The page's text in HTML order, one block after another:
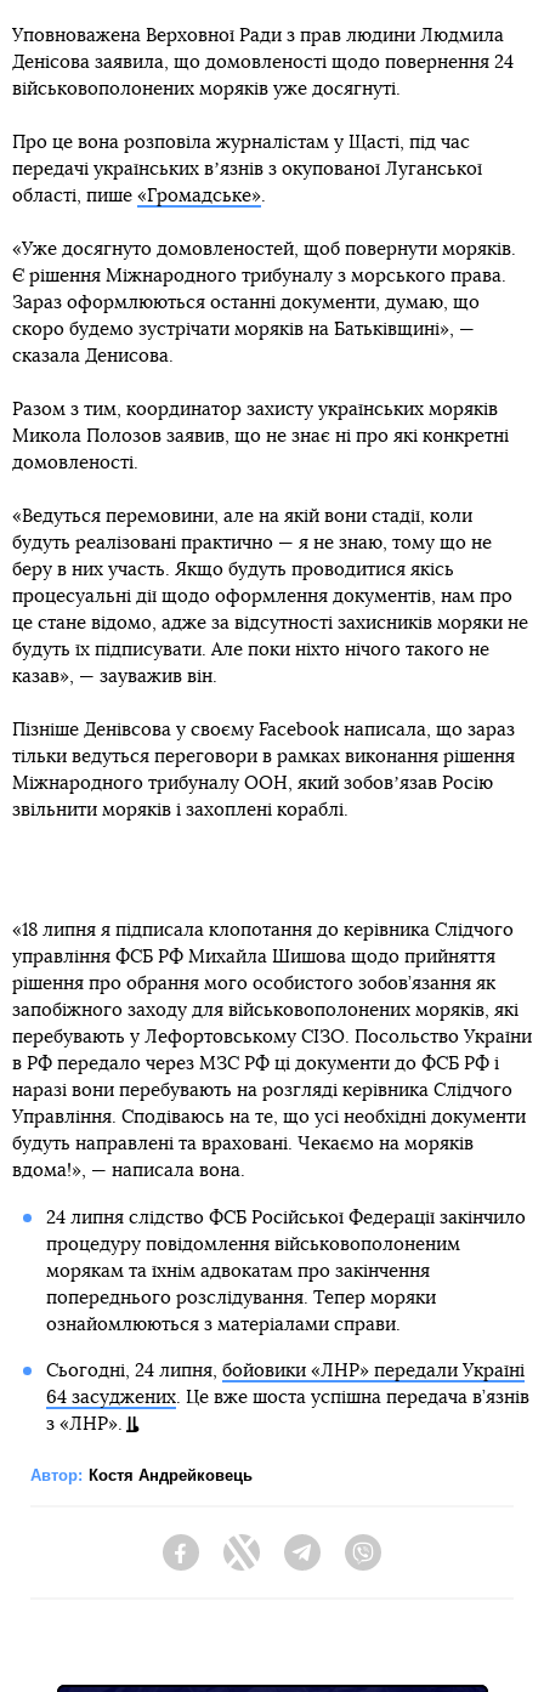
Уповноважена Верховної Ради з прав людини Людмила
Денісова заявила, що домовленості щодо повернення 24
військовополонених моряків уже досягнуті.
Про це вона розповіла журналістам у Щасті, під час
передачі українських вʼязнів з окупованої Луганської
області, пише «Громадське».
«Уже досягнуто домовленостей, щоб повернути моряків.
Є рішення Міжнародного трибуналу з морського права.
Зараз оформлюються останні документи, думаю, що
скоро будемо зустрічати моряків на Батьківщині», —
сказала Денисова.
Разом з тим, координатор захисту українських моряків
Микола Полозов заявив, що не знає ні про які конкретні
домовленості.
«Ведуться перемовини, але на якій вони стадії, коли
будуть реалізовані практично — я не знаю, тому що не
беру в них участь. Якщо будуть проводитися якісь
процесуальні дії щодо оформлення документів, нам про
це стане відомо, адже за відсутності захисників моряки не
будуть їх підписувати. Але поки ніхто нічого такого не
казав», — зауважив він.
Пізніше Денівсова у своєму Facebook написала, що зараз
тільки ведуться переговори в рамках виконання рішення
Міжнародного трибуналу ООН, який зобовʼязав Росію
звільнити моряків і захоплені кораблі.
«18 липня я підписала клопотання до керівника Слідчого
управління ФСБ РФ Михайла Шишова щодо прийняття
рішення про обрання мого особистого зобов’язання як
запобіжного заходу для військовополонених моряків, які
перебувають у Лефортовському СІЗО. Посольство України
в РФ передало через МЗС РФ ці документи до ФСБ РФ і
наразі вони перебувають на розгляді керівника Слідчого
Управління. Сподіваюсь на те, що усі необхідні документи
будуть направлені та враховані. Чекаємо на моряків
вдома!», — написала вона.
24 липня слідство ФСБ Російської Федерації закінчило
процедуру повідомлення військовополоненим
морякам та їхнім адвокатам про закінчення
попереднього розслідування. Тепер моряки
ознайомлюються з матеріалами справи.
Сьогодні, 24 липня, бойовики «ЛНР» передали Україні
64 засуджених. Це вже шоста успішна передача в’язнів
з «ЛНР».
Автор: Костя Андрейковець
FacebookTwitter Telegram